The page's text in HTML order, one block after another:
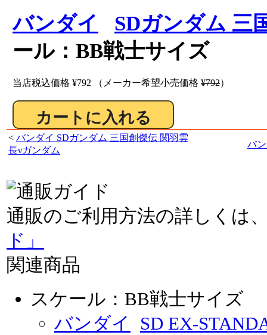
バンダイ
SDガンダム 三
ール：BB戦士サイズ
当店税込価格 ¥792 （メーカー希望小売価格 ¥792）
< バンダイ SDガンダム 三国創傑伝 関羽雲
長νガンダム
バ
通販のご利用方法の詳しくは
ド」
関連商品
スケール：BB戦士サイズ
バンダイ
SD EX-